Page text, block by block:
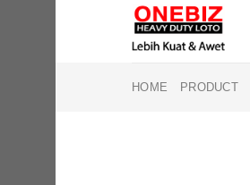
HOME PRODUCT